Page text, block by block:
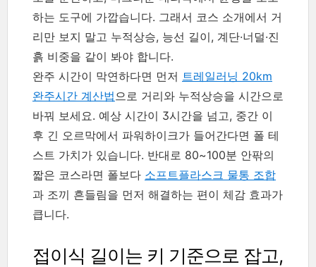
하는 도구에 가깝습니다. 그래서 코스 소개에서 거
리만 보지 말고 누적상승, 능선 길이, 계단·너덜·진
흙 비중을 같이 봐야 합니다.
완주 시간이 막연하다면 먼저 트레일러닝 20km
완주시간 계산법 으로 거리와 누적상승을 시간으로
바꿔 보세요. 예상 시간이 3시간을 넘고, 중간 이
후 긴 오르막에서 파워하이크가 들어간다면 폴 테
스트 가치가 있습니다. 반대로 80~100분 안팎의
짧은 코스라면 폴보다 소프트플라스크 물통 조합
과 조끼 흔들림을 먼저 해결하는 편이 체감 효과가
큽니다.
접이식 길이는 키 기준으로 잡고,